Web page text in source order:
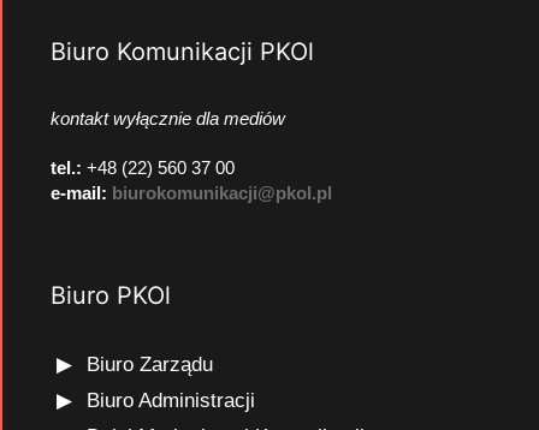
Biuro Komunikacji PKOl
kontakt wyłącznie dla mediów
tel.: +48 (22) 560 37 00
e-mail: biurokomunikacji@pkol.pl
Biuro PKOl
Biuro Zarządu
Biuro Administracji